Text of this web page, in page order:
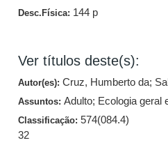
Desc.Física: 144 p
Ver títulos deste(s):
Autor(es):Cruz, Humberto da;
Assuntos:Adulto; Ecologia geral
Classificação:574(084.4)
32